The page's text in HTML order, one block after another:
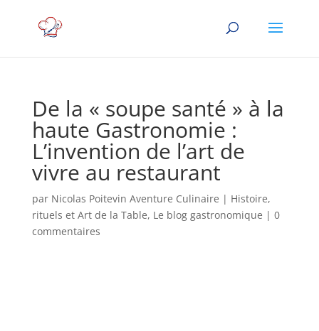
De la « soupe santé » à la
haute Gastronomie :
L’invention de l’art de
vivre au restaurant
par Nicolas Poitevin Aventure Culinaire | Histoire,
rituels et Art de la Table, Le blog gastronomique | 0
commentaires